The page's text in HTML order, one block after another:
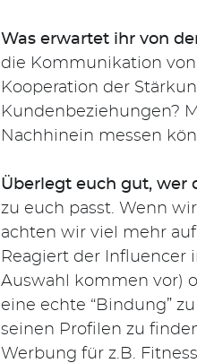
Was erwartet ihr von
die Kommunikation
Kooperation der
Kundenbeziehungen?
Nachhinein messen
Überlegt euch gut, wer
zu euch passt. Wenn
achten wir viel mehr
Reagiert der Influencer
Auswahl kommen vor)
eine echte “Bindung”
seinen Profilen zu
Werbung für z.B.